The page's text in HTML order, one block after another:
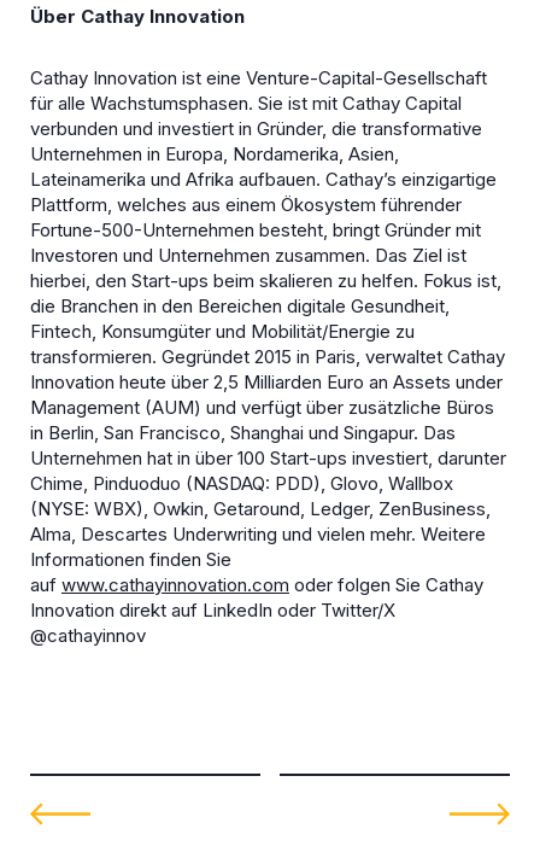
Über Cathay Innovation
Cathay Innovation ist eine Venture-Capital-Gesellschaft
für alle Wachstumsphasen. Sie ist mit Cathay Capital
verbunden und investiert in Gründer, die transformative
Unternehmen in Europa, Nordamerika, Asien,
Lateinamerika und Afrika aufbauen. Cathay’s einzigartige
Plattform, welches aus einem Ökosystem führender
Fortune-500-Unternehmen besteht, bringt Gründer mit
Investoren und Unternehmen zusammen. Das Ziel ist
hierbei, den Start-ups beim skalieren zu helfen. Fokus ist,
die Branchen in den Bereichen digitale Gesundheit,
Fintech, Konsumgüter und Mobilität/Energie zu
transformieren. Gegründet 2015 in Paris, verwaltet Cathay
Innovation heute über 2,5 Milliarden Euro an Assets under
Management (AUM) und verfügt über zusätzliche Büros
in Berlin, San Francisco, Shanghai und Singapur. Das
Unternehmen hat in über 100 Start-ups investiert, darunter
Chime, Pinduoduo (NASDAQ: PDD), Glovo, Wallbox
(NYSE: WBX), Owkin, Getaround, Ledger, ZenBusiness,
Alma, Descartes Underwriting und vielen mehr. Weitere
Informationen finden Sie
auf www.cathayinnovation.com oder folgen Sie Cathay
Innovation direkt auf LinkedIn oder Twitter/X
@cathayinnov